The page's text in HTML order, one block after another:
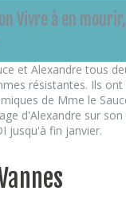
Vivre à en
et Alexandre tous
résistantes. Ils
de Mme le
d'Alexandre sur
jusqu'à fin janvier.